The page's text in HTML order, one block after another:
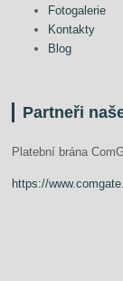
Fotogalerie
Kontakty
Blog
Partneři
Platební brána
https://